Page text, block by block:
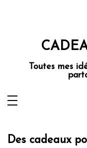
Toutes mes
Des cadeaux